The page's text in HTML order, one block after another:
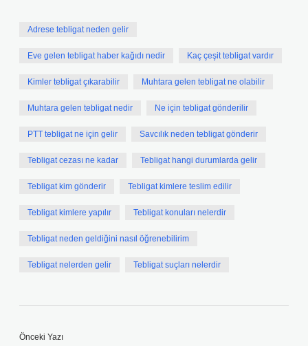
Adrese tebligat neden gelir
Eve gelen tebligat haber kağıdı nedir Kaç çeşit tebligat vardır
Kimler tebligat çıkarabilir Muhtara gelen tebligat ne olabilir
Muhtara gelen tebligat nedir Ne için tebligat gönderilir
PTT tebligat ne için gelir Savcılık neden tebligat gönderir
Tebligat cezası ne kadar Tebligat hangi durumlarda gelir
Tebligat kim gönderir Tebligat kimlere teslim edilir
Tebligat kimlere yapılır Tebligat konuları nelerdir
Tebligat neden geldiğini nasıl öğrenebilirim
Tebligat nelerden gelir Tebligat suçları nelerdir
Önceki Yazı